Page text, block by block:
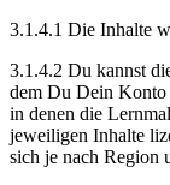
3.1.4.1 Die Inhalte
3.1.4.2 Du kannst
dem Du Dein Konto
in denen die
jeweiligen Inhalte
sich je nach Region